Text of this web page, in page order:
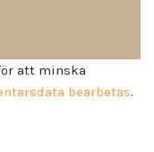
att minska
bearbetas.